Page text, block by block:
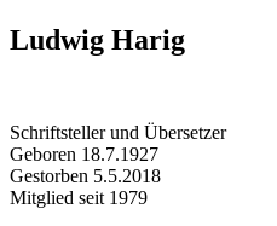
Ludwig Harig
Schriftsteller und Übersetzer
Geboren 18.7.1927
Gestorben 5.5.2018
Mitglied seit 1979